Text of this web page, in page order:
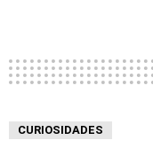
CURIOSIDADES